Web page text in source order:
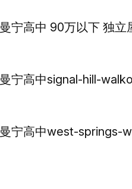
曼宁高中 90万以下 独立
曼宁高中signal-hill-
曼宁高中west-springs-